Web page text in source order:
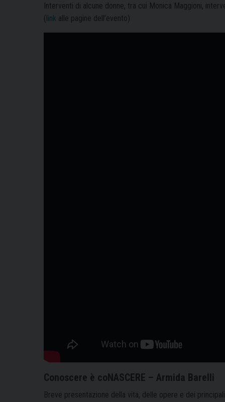
Interventi di alcune donne, tra cui Monica Maggioni,
(link alle pagine dell’evento)
Conoscere è coNASCERE – Armida Barelli
Breve presentazione della vita, delle opere e dei